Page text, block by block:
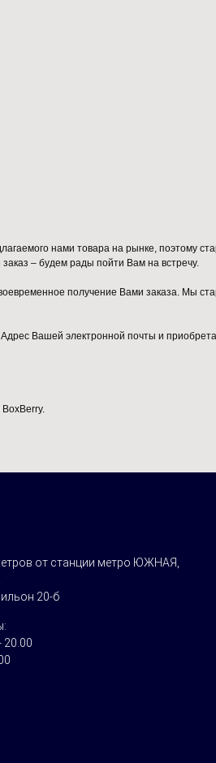
нами товара на рынке, поэтому
– будем рады пойти Вам на встречу.
получение Вами заказа. Мы
Вашей электронной почты и
от станции метро ЮЖНАЯ,
20-б
20.00